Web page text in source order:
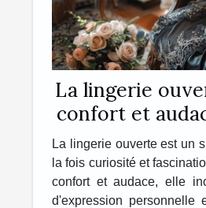
La lingerie
confort et
faut
La lingerie ouverte est un
la fois curiosité et
confort et audace, elle
d'expression personnelle